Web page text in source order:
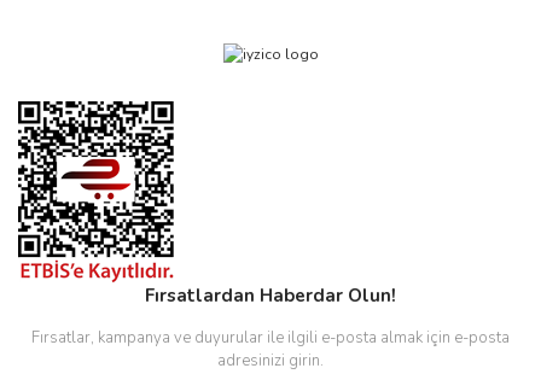
Fırsatlardan Haberdar Olun!
Fırsatlar, kampanya ve duyurular ile ilgili e-posta almak için e-posta
adresinizi girin.